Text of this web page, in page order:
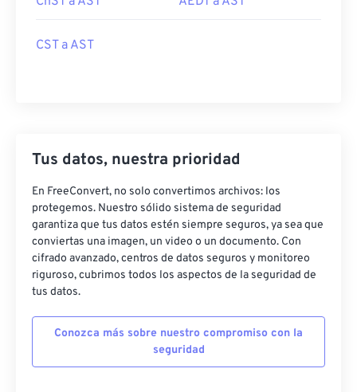
CST a AST
Tus datos, nuestra prioridad
En FreeConvert, no solo convertimos archivos: los
protegemos. Nuestro sólido sistema de seguridad
garantiza que tus datos estén siempre seguros, ya sea que
conviertas una imagen, un video o un documento. Con
cifrado avanzado, centros de datos seguros y monitoreo
riguroso, cubrimos todos los aspectos de la seguridad de
tus datos.
Conozca más sobre nuestro compromiso con la
seguridad